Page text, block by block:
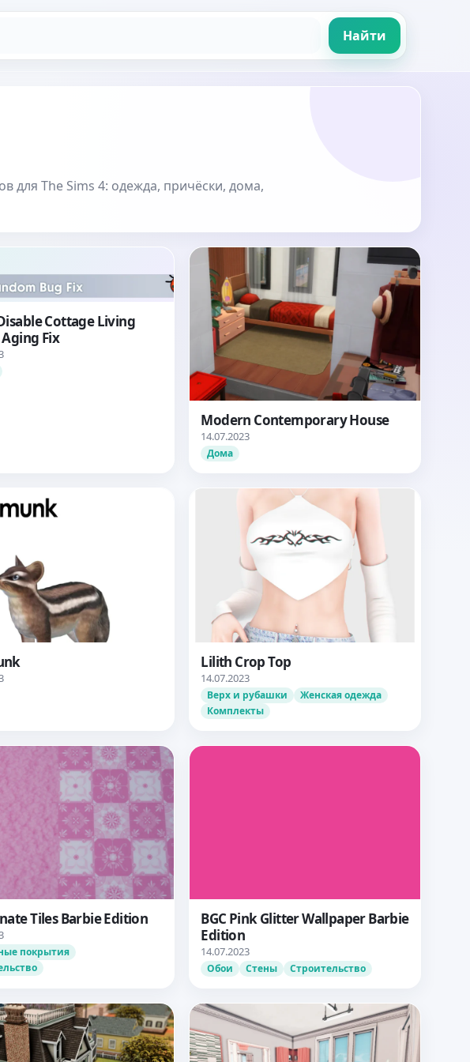
Найти
для The Sims 4: одежда, причёски, дома,
Cottage Living
Fix
Modern Contemporary House
14.07.2023
Дома
Lilith Crop Top
14.07.2023
Верх и рубашки
Женская одежда
Комплекты
Tiles Barbie Edition
покрытия
BGC Pink Glitter Wallpaper Barbie
Edition
14.07.2023
Обои Стены Строительство